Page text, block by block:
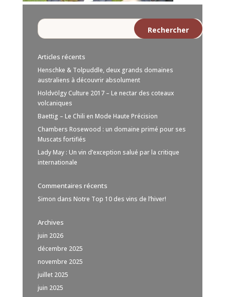
Articles récents
Henschke & Tolpuddle, deux grands domaines
australiens à découvrir absolument
Holdvölgy Culture 2017 – Le nectar des coteaux
volcaniques
Baettig – Le Chili en Mode Haute Précision
Chambers Rosewood : un domaine primé pour ses
Muscats fortifiés
Lady May : Un vin d’exception salué par la critique
internationale
Commentaires récents
Simon dans Notre Top 10 des vins de l’hiver!
Archives
juin 2026
décembre 2025
novembre 2025
juillet 2025
juin 2025